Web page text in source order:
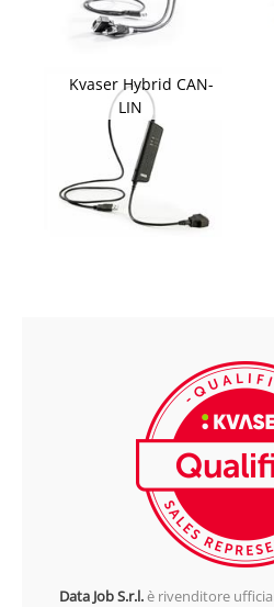
Kvaser Hybrid CAN-
LIN
Data Job S.r.l.è rivenditore